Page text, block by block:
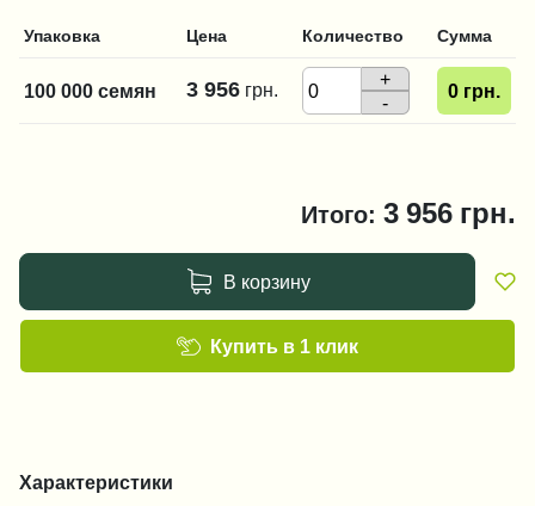
Упаковка Цена Количество Сумма
100 000 семян 3 956 грн.
+
-
0 грн.
Итого: 3 956 грн.
В корзину
Купить в 1 клик
Характеристики